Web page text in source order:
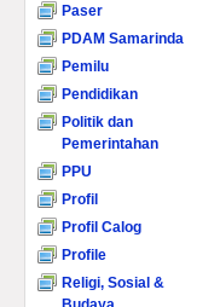
Paser
PDAM Samarinda
Pemilu
Pendidikan
Politik dan
Pemerintahan
PPU
Profil
Profil Calog
Profile
Religi, Sosial &